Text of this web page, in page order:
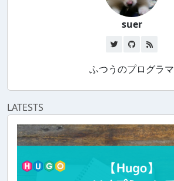
suer
ふつうのプログラマ
LATESTS